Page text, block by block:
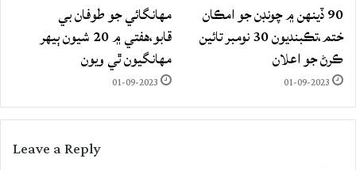
90 ڏينهن ۾ چونڊن جو امڪان
ختم،تڪبنديون 30 نومبر تائين
ڪرڻ جو اعلان
01-09-2023
مهانگائي جو طوفان بي
قابو،هفتي ۾ 20 شيون ٻيهر
مهانگيون ٿي ويون
01-09-2023
Leave a Reply